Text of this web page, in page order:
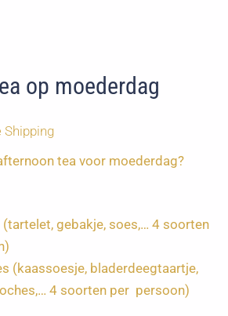
op moederdag
Shipping
tea voor moederdag?
gebakje, soes,… 4 soorten
(kaassoesje, bladerdeegtaartje,
4 soorten per persoon)